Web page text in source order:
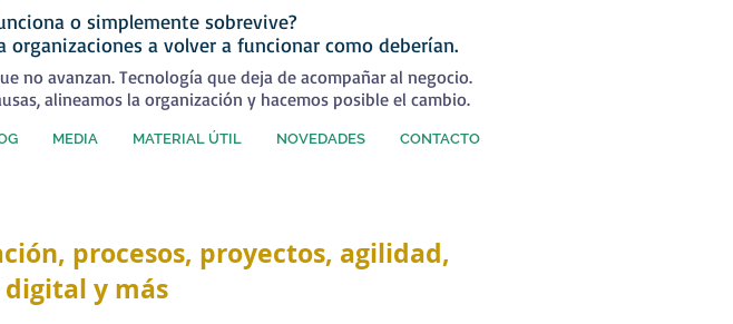
o simplemente sobrevive?
organizaciones a volver a funcionar como deberían.
no avanzan. Tecnología que deja de acompañar al negocio.
alineamos la organización y hacemos posible el cambio.
MEDIA MATERIAL ÚTIL NOVEDADES CONTACTO
procesos, proyectos, agilidad,
y más